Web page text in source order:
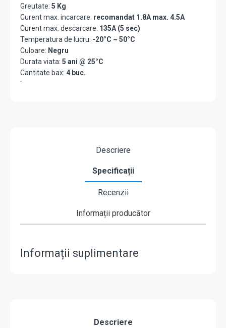
Greutate: 5 Kg
Curent max. incarcare: recomandat 1.8A max. 4.5A
Curent max. descarcare: 135A (5 sec)
Temperatura de lucru: -20°C ~ 50°C
Culoare: Negru
Durata viata: 5 ani @ 25°C
Cantitate bax: 4 buc.
"
Descriere
Specificații
Recenzii
Informații producător
Informații suplimentare
Descriere